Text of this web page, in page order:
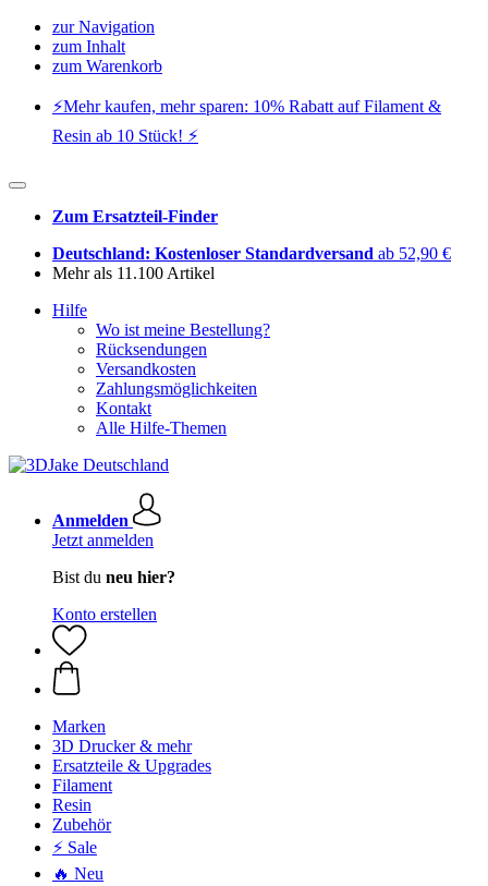
zur Navigation
zum Inhalt
zum Warenkorb
⚡️Mehr kaufen, mehr sparen: 10% Rabatt auf Filament &
Resin ab 10 Stück! ⚡️
Zum Ersatzteil-Finder
Deutschland: Kostenloser Standardversand ab 52,90 €
Mehr als 11.100 Artikel
Hilfe
Wo ist meine Bestellung?
Rücksendungen
Versandkosten
Zahlungsmöglichkeiten
Kontakt
Alle Hilfe-Themen
Anmelden
Jetzt anmelden
Bist du neu hier?
Konto erstellen
Marken
3D Drucker & mehr
Ersatzteile & Upgrades
Filament
Resin
Zubehör
⚡ Sale
🔥 Neu